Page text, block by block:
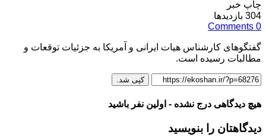
چاپ خبر
304 بازدیدها
0
Comments
گفتگوهای کارشناس هیات ایرانی و آمریکا به جزئیات توقعات و
مطالبات رسیده است.
کپی شد.
هیچ دیدگاهی درج نشده - اولین نفر باشید
دیدگاهتان را بنویسید